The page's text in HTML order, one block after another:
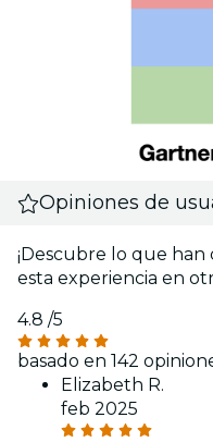
Opiniones de
¡Descubre lo que han
esta experiencia en
4.8 /5
basado en 142
Elizabeth R.
feb 2025